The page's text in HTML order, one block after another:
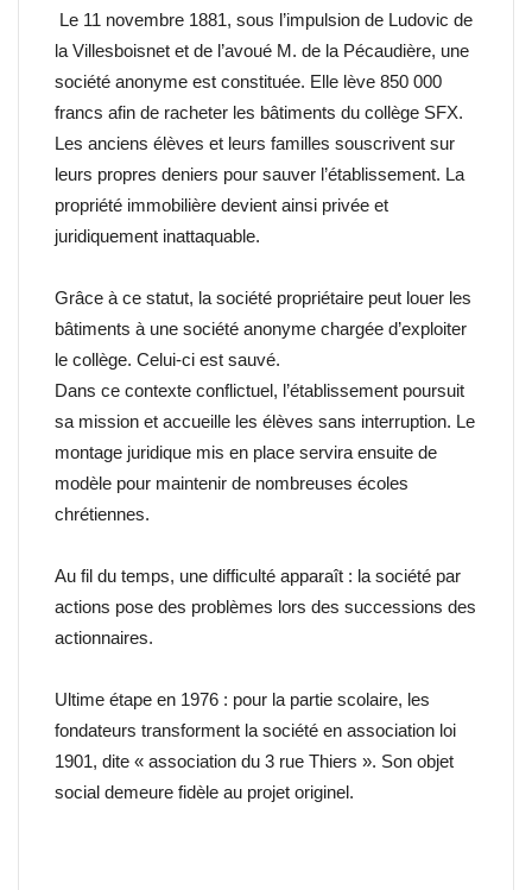
Le 11 novembre 1881, sous l’impulsion de Ludovic de
la Villesboisnet et de l’avoué M. de la Pécaudière, une
société anonyme est constituée. Elle lève 850 000
francs afin de racheter les bâtiments du collège SFX.
Les anciens élèves et leurs familles souscrivent sur
leurs propres deniers pour sauver l’établissement. La
propriété immobilière devient ainsi privée et
juridiquement inattaquable.
Grâce à ce statut, la société propriétaire peut louer les
bâtiments à une société anonyme chargée d’exploiter
le collège. Celui-ci est sauvé.
Dans ce contexte conflictuel, l’établissement poursuit
sa mission et accueille les élèves sans interruption. Le
montage juridique mis en place servira ensuite de
modèle pour maintenir de nombreuses écoles
chrétiennes.
Au fil du temps, une difficulté apparaît : la société par
actions pose des problèmes lors des successions des
actionnaires.
Ultime étape en 1976 : pour la partie scolaire, les
fondateurs transforment la société en association loi
1901, dite « association du 3 rue Thiers ». Son objet
social demeure fidèle au projet originel.